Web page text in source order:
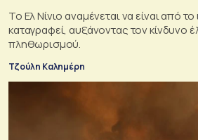
Το Ελ Νίνιο αναμένεται να είναι από
καταγραφεί, αυξάνοντας τον κίνδυνο
πληθωρισμού.
Τζούλη Καλημέρη